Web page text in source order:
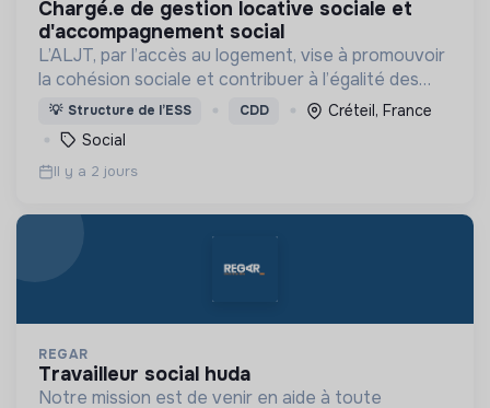
chargé.e de gestion locative sociale et
d'accompagnement social
L’ALJT, par l’accès au logement, vise à promouvoir
la cohésion sociale et contribuer à l’égalité des
chances. L’ALJT loge et accompagne
annuellement plus de 12 000 jeunes âgé.e.s de 18 à
32 ans.
💡 Structure de l’ESS CDD
Créteil, France
Social
Il y a 2 jours
REGAR
travailleur social huda
Notre mission est de venir en aide à toute